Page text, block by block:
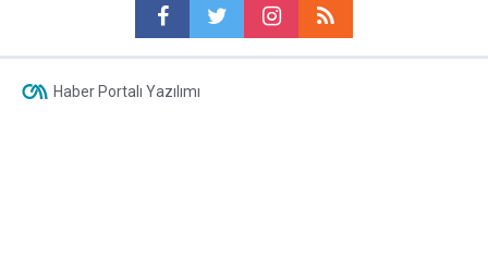
Haber Portalı Yazılımı